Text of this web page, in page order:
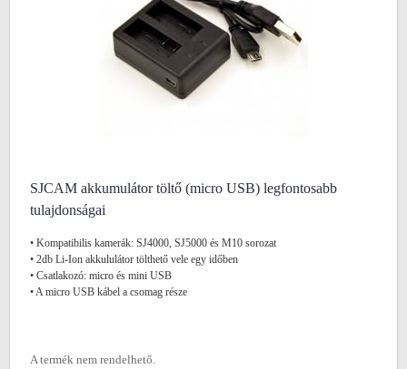
SJCAM akkumulátor töltő (micro USB) legfontosabb
tulajdonságai
• Kompatibilis kamerák: SJ4000, SJ5000 és M10 sorozat
• 2db Li-Ion akkululátor tölthető vele egy időben
• Csatlakozó: micro és mini USB
• A micro USB kábel a csomag része
A termék nem rendelhető.